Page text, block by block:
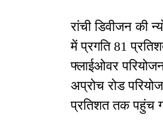
रांची डिवीजन की
में प्रगति 81
फ्लाईओवर
अप्रोच रोड
प्रतिशत तक पहुंच